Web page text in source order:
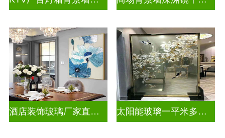
酒店装饰玻璃厂家直销批发 太阳能玻璃一平米多少钱